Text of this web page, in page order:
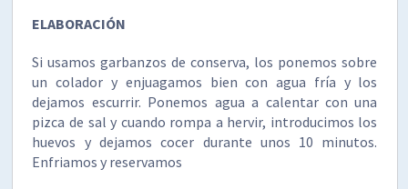
ELABORACIÓN
Si usamos garbanzos de conserva, los ponemos sobre
un colador y enjuagamos bien con agua fría y los
dejamos escurrir. Ponemos agua a calentar con una
pizca de sal y cuando rompa a hervir, introducimos los
huevos y dejamos cocer durante unos 10 minutos.
Enfriamos y reservamos